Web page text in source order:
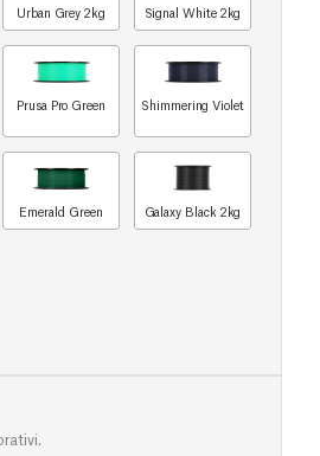
Urban Grey 2kg Signal White 2kg
Prusa Pro Green Shimmering Violet
Emerald Green Galaxy Black 2kg